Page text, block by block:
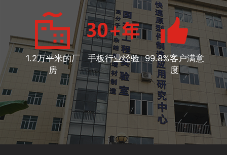
1.2万平米的厂
房
手板行业经验 99.8%客户满意
度